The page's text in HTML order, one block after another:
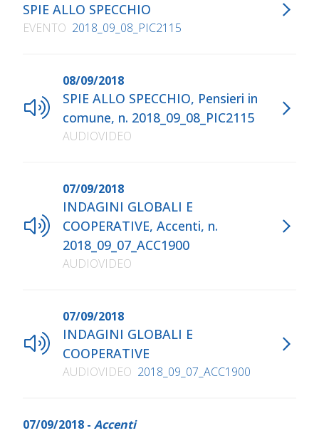
SPIE ALLO SPECCHIO
EVENTO 2018_09_08_PIC2115
08/09/2018
SPIE ALLO SPECCHIO, Pensieri in
comune, n. 2018_09_08_PIC2115
AUDIOVIDEO
07/09/2018
INDAGINI GLOBALI E
COOPERATIVE, Accenti, n.
2018_09_07_ACC1900
AUDIOVIDEO
07/09/2018
INDAGINI GLOBALI E
COOPERATIVE
AUDIOVIDEO 2018_09_07_ACC1900
07/09/2018 - Accenti